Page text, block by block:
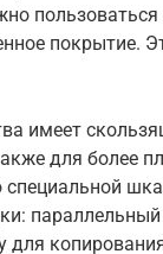
покрытие.
имеет
для более
для